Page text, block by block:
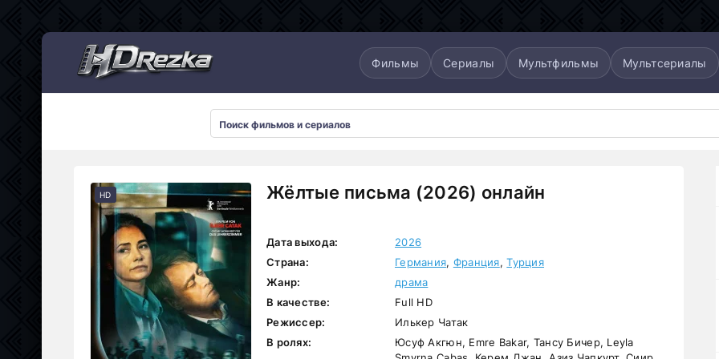
Фильмы Сериалы Мультфильмы Мультсериалы
Жёлтые письма (2026) онлайн
HD
Дата выхода:
2026
Страна:
Германия, Франция,Турция
Жанр:
драма
В качестве:
Full HD
Режиссер:
Илькер Чатак
В ролях:
Юсуф Акгюн, Emre Bakar, Тансу Бичер, Leyla
Мультсериалы